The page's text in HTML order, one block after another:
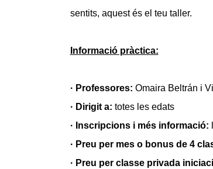
sentits, aquest és el teu taller.
Informació pràctica:
· Professores: Omaira Beltrán i
· Dirigit a: totes les edats
· Inscripcions i més informació:
· Preu per mes o bonus de 4
· Preu per classe privada